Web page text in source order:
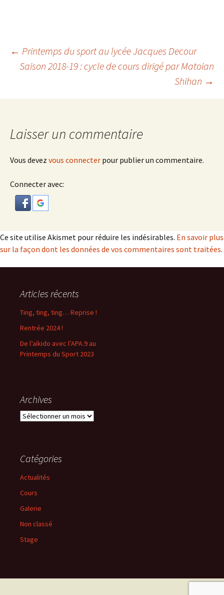
Navigation
← Printemps du sport au lycée Jacques Decour
Saison 2018-19 : cycle de cours dirigé par Matoian
Shihan →
Laisser un commentaire
Vous devez vous connecter pour publier un commentaire.
Connecter avec:
Ce site utilise Akismet pour réduire les indésirables. En savoir plus
sur la façon dont les données de vos commentaires sont traitées.
Articles récents
Ting, ting, ting… Reprise !
Rentrée 2024 !
De l’aïkido avec l’APA.9 au
Printemps du Sport 2023
Archives
Archives
Catégories
Actualités
Cours
Galerie
Non classé
Stage